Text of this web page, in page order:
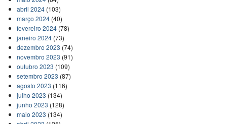
abril 2024(103)
março 2024(40)
fevereiro 2024(78)
janeiro 2024(73)
dezembro 2023 (74)
novembro 2023 (91)
outubro 2023 (109)
setembro 2023 (87)
agosto 2023 (116)
julho 2023 (134)
junho 2023 (128)
maio 2023 (134)